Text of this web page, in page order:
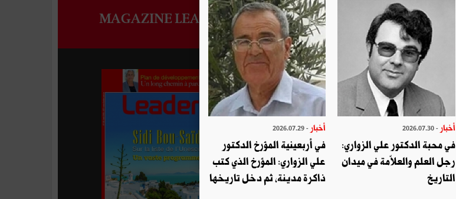
MAGAZINE LEADERS
أخبار - 2026.07.30
في محبة الدكتور علي الزواري:
رجل العلم والعلاّمة في ميدان
التاريخ
أخبار - 2026.07.29
في أربعينية المؤرخ الدكتور
علي الزواري: المؤرخ الذي كتب
ذاكرة مدينة، ثم دخل تاريخها